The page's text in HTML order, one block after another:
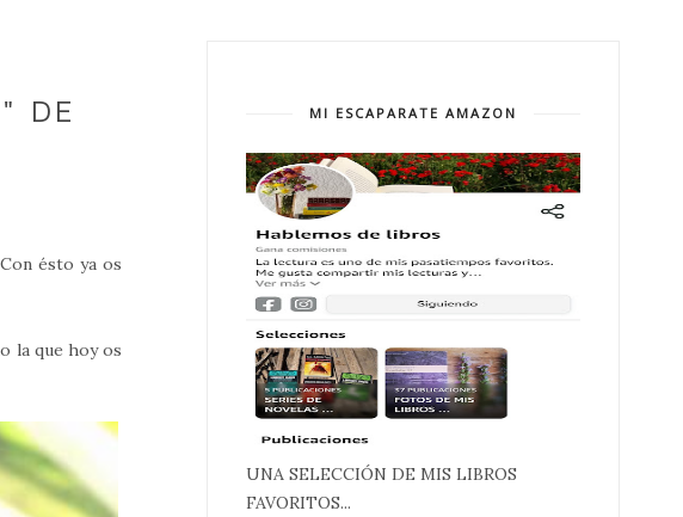
DE
ésto ya os
la que hoy os
MI ESCAPARATE AMAZON
UNA SELECCIÓN DE MIS LIBROS
FAVORITOS...